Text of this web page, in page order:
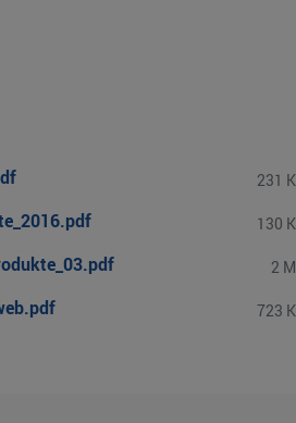
231
130
2
723